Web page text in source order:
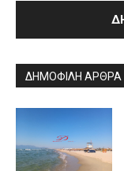
ΔΗΜΟΦΙΛΗ ΑΡΘΡΑ